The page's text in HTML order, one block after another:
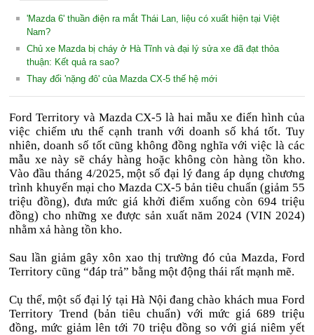
'Mazda 6' thuần điện ra mắt Thái Lan, liệu có xuất hiện tại Việt
Nam?
Chủ xe Mazda bị cháy ở Hà Tĩnh và đại lý sửa xe đã đạt thỏa
thuận: Kết quả ra sao?
Thay đổi 'nặng đô' của Mazda CX-5 thế hệ mới
Ford Territory và Mazda CX-5 là hai mẫu xe điển hình của
việc chiếm ưu thế cạnh tranh với doanh số khá tốt. Tuy
nhiên, doanh số tốt cũng không đồng nghĩa với việc là các
mẫu xe này sẽ cháy hàng hoặc không còn hàng tồn kho.
Vào đầu tháng 4/2025, một số đại lý đang áp dụng chương
trình khuyến mại cho Mazda CX-5 bản tiêu chuẩn (giảm 55
triệu đồng), đưa mức giá khởi điểm xuống còn 694 triệu
đồng) cho những xe được sản xuất năm 2024 (VIN 2024)
nhằm xả hàng tồn kho.
Sau lần giảm gây xôn xao thị trường đó của Mazda, Ford
Territory cũng “đáp trả” bằng một động thái rất mạnh mẽ.
Cụ thể, một số đại lý tại Hà Nội đang chào khách mua Ford
Territory Trend (bản tiêu chuẩn) với mức giá 689 triệu
đồng, mức giảm lên tới 70 triệu đồng so với giá niêm yết